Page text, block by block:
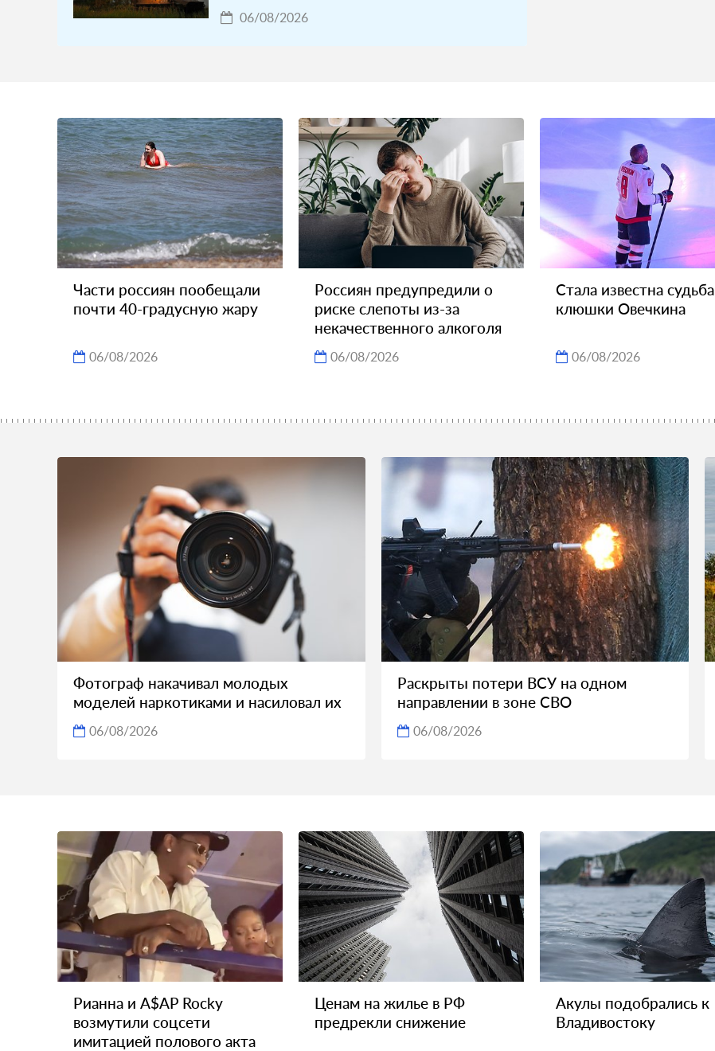
06/08/2026
Части россиян пообещали
почти 40-градусную жару
06/08/2026
Россиян предупредили о
риске слепоты из-за
некачественного алкоголя
06/08/2026
Стала известна судьба
клюшки Овечкина
06/08/2026
Фотограф накачивал молодых
моделей наркотиками и насиловал их
06/08/2026
Раскрыты потери ВСУ на одном
направлении в зоне СВО
06/08/2026
Рианна и A$AP Rocky
возмутили соцсети
имитацией полового акта
Ценам на жилье в РФ
предрекли снижение
Акулы подобрались к
Владивостоку